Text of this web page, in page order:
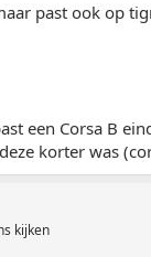
past ook op
een Corsa B
korter was
kijken